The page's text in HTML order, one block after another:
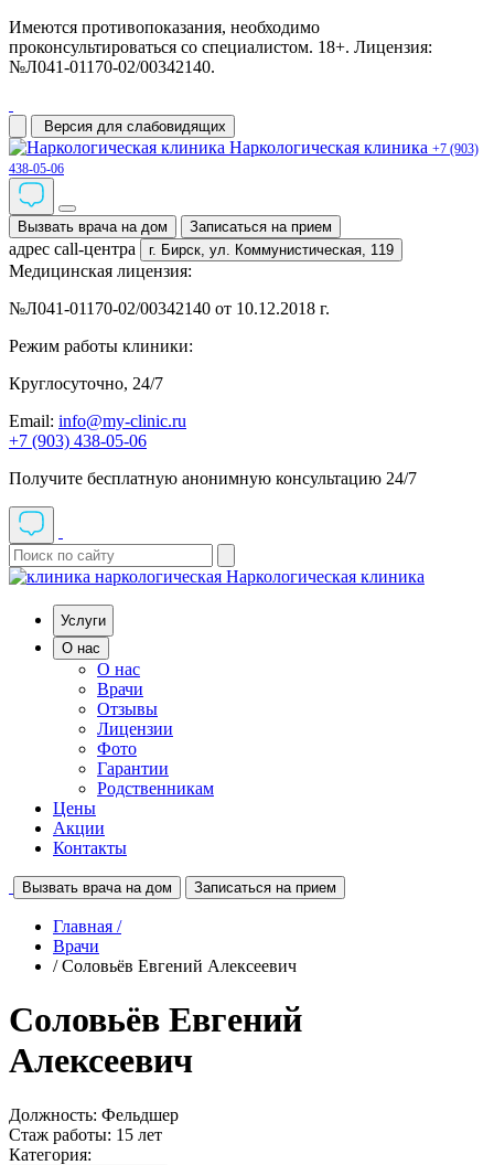
Имеются противопоказания, необходимо
проконсультироваться со специалистом. 18+. Лицензия:
№Л041-01170-02/00342140.
Версия для слабовидящих
Наркологическая клиника +7 (903)
438-05-06
Вызвать врача на дом Записаться на прием
адрес call-центра г. Бирск, ул. Коммунистическая, 119
Медицинская лицензия:
№Л041-01170-02/00342140 от 10.12.2018 г.
Режим работы клиники:
Круглосуточно, 24/7
Email: info@my-clinic.ru
+7 (903) 438-05-06
Получите бесплатную анонимную консультацию 24/7
Наркологическая клиника
Услуги
О нас
О нас
Врачи
Отзывы
Лицензии
Фото
Гарантии
Родственникам
Цены
Акции
Контакты
Вызвать врача на дом Записаться на прием
Главная /
Врачи
/ Соловьёв Евгений Алексеевич
Соловьёв Евгений
Алексеевич
Должность: Фельдшер
Стаж работы: 15 лет
Категория: